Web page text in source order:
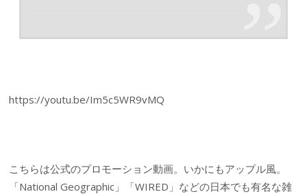
https://youtu.be/Im5c5WR9vMQ
こちらは公式のプロモーション動画。いかにもアップル風。
「National Geographic」「WIRED」などの日本でも有名な雑